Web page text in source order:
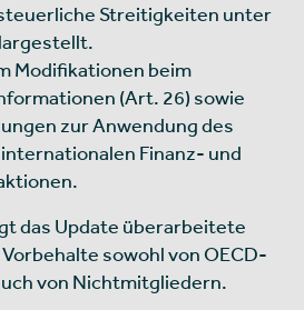
Streitigkeiten unter
Modifikationen beim
(Art. 26) sowie
zur Anwendung des
Finanz- und
das Update überarbeitete
sowohl von OECD-
von Nichtmitgliedern.